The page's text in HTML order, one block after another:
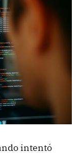
intentó